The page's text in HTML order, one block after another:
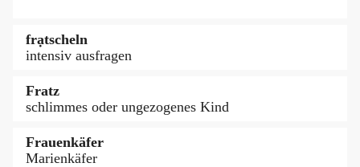
frạtscheln
intensiv ausfragen
Fratz
schlimmes oder ungezogenes Kind
Frauenkäfer
Marienkäfer